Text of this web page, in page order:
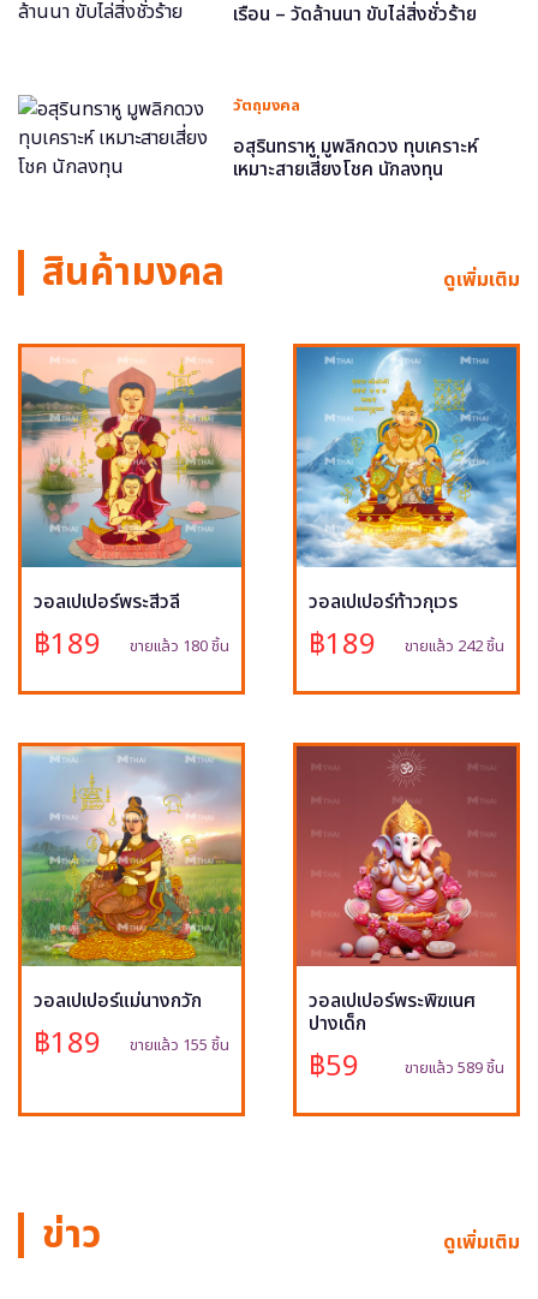
เรือน – วัดล้านนา ขับไล่สิ่งชั่วร้าย
วัตถุมงคล
อสุรินทราหู มูพลิกดวง ทุบเคราะห์
เหมาะสายเสี่ยงโชค นักลงทุน
สินค้ามงคล ดูเพิ่มเติม
วอลเปเปอร์พระสีวลี
฿189 ขายแล้ว 180 ชิ้น
วอลเปเปอร์ท้าวกุเวร
฿189 ขายแล้ว 242 ชิ้น
วอลเปเปอร์แม่นางกวัก
฿189 ขายแล้ว 155 ชิ้น
วอลเปเปอร์พระพิฆเนศ
ปางเด็ก
฿59 ขายแล้ว 589 ชิ้น
ข่าว ดูเพิ่มเติม